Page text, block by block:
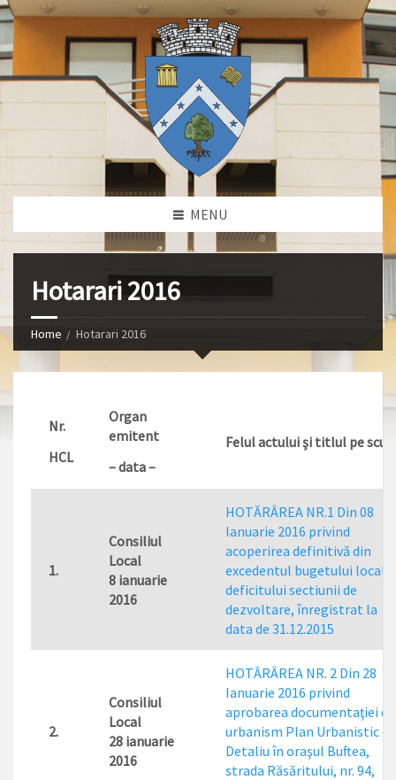
MENU
Hotarari 2016
Home Hotarari 2016
Nr.
HCL
Organ
emitent
– data –
Felul actului şi titlul pe
1.
Consiliul
Local
8 ianuarie
2016
HOTĂRÂREA NR.1 Din 08
Ianuarie 2016 privind
acoperirea definitivă din
excedentul bugetului local a
deficitului sectiunii de
dezvoltare, înregistrat la
data de 31.12.2015
2.
Consiliul
Local
28 ianuarie
2016
HOTĂRÂREA NR. 2 Din 28
Ianuarie 2016 privind
aprobarea documentaţiei de
urbanism Plan Urbanistic de
Detaliu în oraşul Buftea,
strada Răsăritului, nr. 94,